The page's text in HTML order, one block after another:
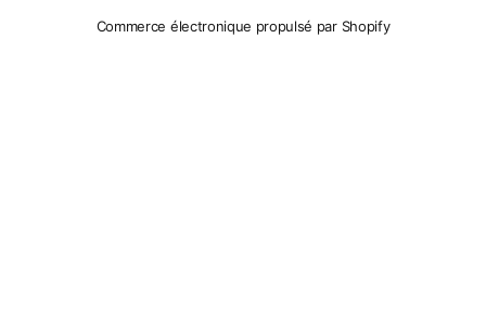
Commerce électronique propulsé par Shopify